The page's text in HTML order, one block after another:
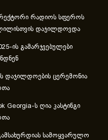
რადიოს სფეროს
დაჯილდოვდა
ის გამარჯვებულები
დაჯილდოების ცერემონია
Georgia-ს ღია კასტინგი
სამოყვარულო